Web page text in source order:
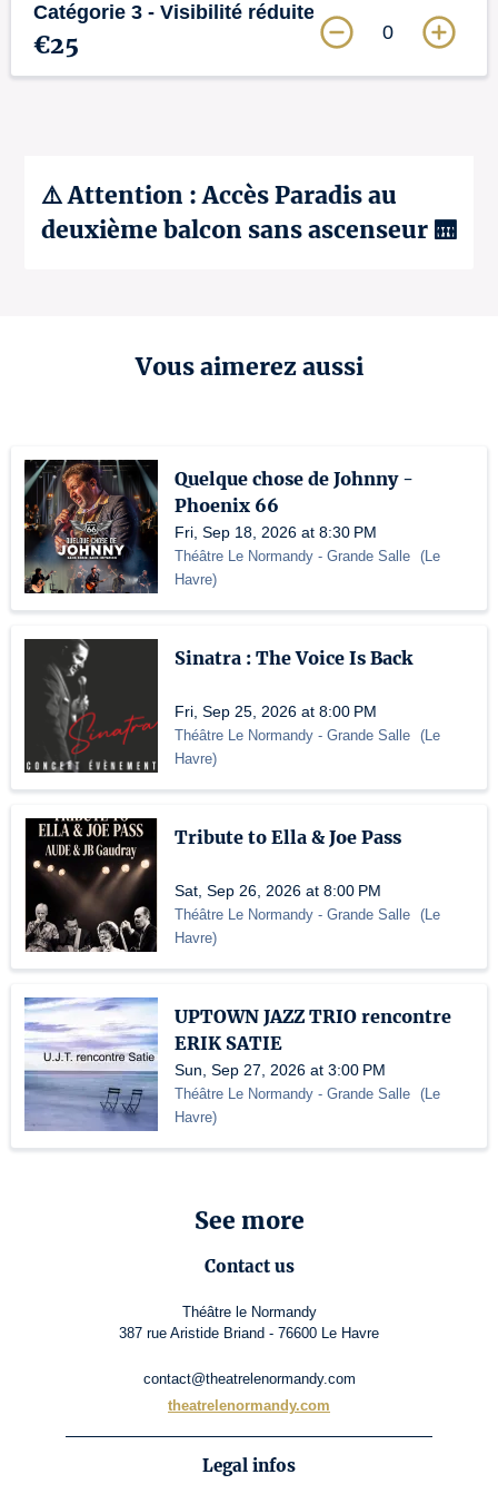
Catégorie 3 - Visibilité réduite
€25 0
⚠️ Attention : Accès Paradis au
deuxième balcon sans ascenseur 🛗
Vous aimerez aussi
Quelque chose de Johnny -
Phoenix 66
Fri, Sep 18, 2026 at 8:30 PM
Théâtre Le Normandy - Grande Salle (Le
Havre)
Sinatra : The Voice Is Back
Fri, Sep 25, 2026 at 8:00 PM
Théâtre Le Normandy - Grande Salle (Le
Havre)
Tribute to Ella & Joe Pass
Sat, Sep 26, 2026 at 8:00 PM
Théâtre Le Normandy - Grande Salle (Le
Havre)
UPTOWN JAZZ TRIO rencontre
ERIK SATIE
Sun, Sep 27, 2026 at 3:00 PM
Théâtre Le Normandy - Grande Salle (Le
Havre)
See more
Contact us
Théâtre le Normandy
387 rue Aristide Briand - 76600 Le Havre
contact@theatrelenormandy.com
theatrelenormandy.com
Legal infos